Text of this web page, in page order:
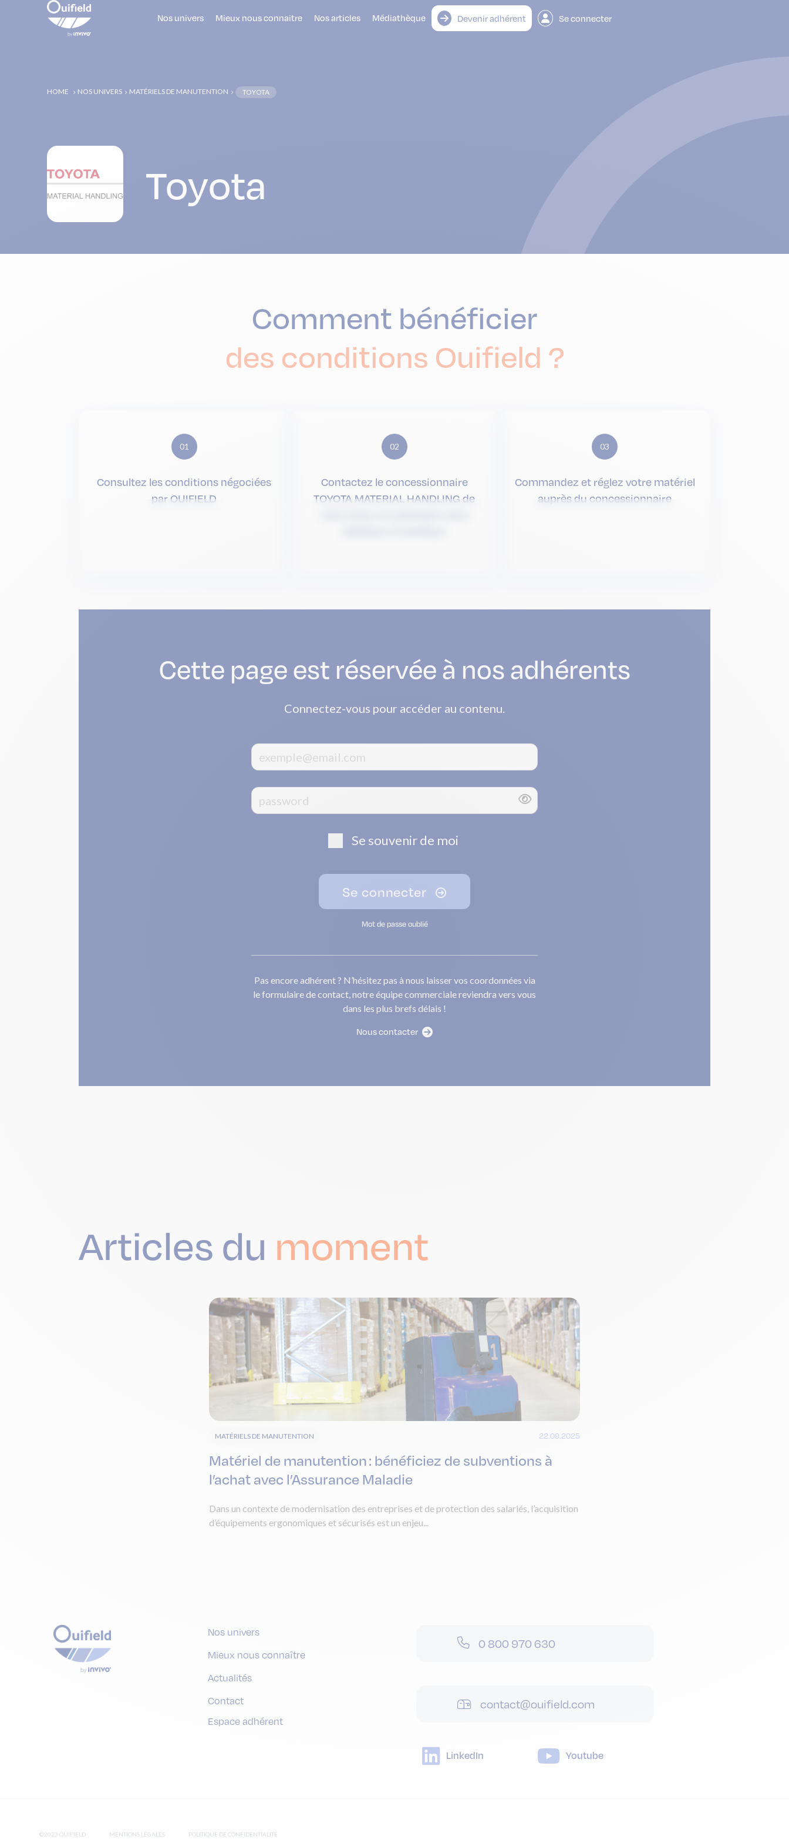
Nos univers Mieux nous connaitre Nos articles Médiathèque Devenir adhérent Se connecter
HOME 5 NOS UNIVERS 5 MATÉRIELS DE MANUTENTION 5 TOYOTA
Toyota
Comment bénéficier
des conditions Ouifield ?
01
Consultez les conditions négociées
par OUIFIELD
02
Contactez le concessionnaire
TOYOTA MATERIAL HANDLING de
03
Commandez et réglez votre matériel
auprès du concessionnaire
Cette page est réservée à nos adhérents
Connectez-vous pour accéder au contenu.
Se souvenir de moi
Se connecter
Mot de passe oublié
Pas encore adhérent ? N’hésitez pas à nous laisser vos coordonnées via
le formulaire de contact, notre équipe commerciale reviendra vers vous
dans les plus brefs délais !
Nous contacter
Articles du moment
MATÉRIELS DE MANUTENTION 22.09.2025
Matériel de manutention : bénéficiez de subventions à
l’achat avec l’Assurance Maladie
Dans un contexte de modernisation des entreprises et de protection des salariés, l’acquisition
d’équipements ergonomiques et sécurisés est un enjeu...
Nos univers
Mieux nous connaître
Actualités
Contact
Espace adhérent
0 800 970 630
contact@ouifield.com
LinkedIn Youtube
©2023 OUIFIELD MENTIONS LÉGALES POLITIQUE DE CONFIDENTIALITÉ